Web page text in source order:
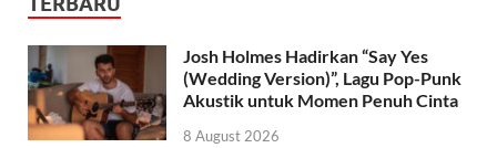
Josh Holmes Hadirkan “Say Yes
(Wedding Version)”, Lagu Pop-Punk
Akustik untuk Momen Penuh Cinta
8 August 2026